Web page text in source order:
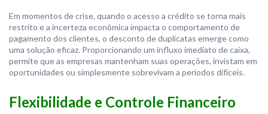
Em momentos de crise, quando o acesso a crédito se torna mais
restrito e a incerteza econômica impacta o comportamento de
pagamento dos clientes, o desconto de duplicatas emerge como
uma solução eficaz. Proporcionando um influxo imediato de caixa,
permite que as empresas mantenham suas operações, invistam em
oportunidades ou simplesmente sobrevivam a períodos difíceis.
Flexibilidade e Controle Financeiro